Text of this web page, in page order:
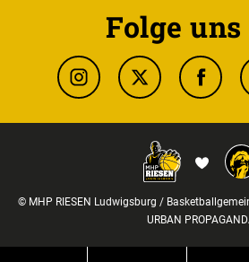
Folge
© MHP RIESEN Ludwigsburg /
URBAN